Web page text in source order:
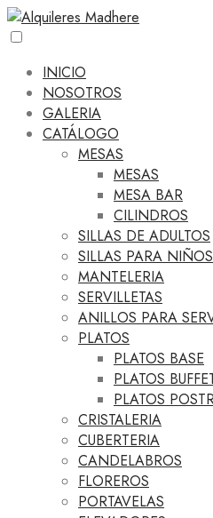
INICIO
NOSOTROS
GALERIA
CATÁLOGO
MESAS
MESAS
MESA BAR
CILINDROS
SILLAS DE ADULTOS
SILLAS PARA NIÑOS
MANTELERIA
SERVILLETAS
ANILLOS PARA
PLATOS
PLATOS BASE
PLATOS
PLATOS
CRISTALERIA
CUBERTERIA
CANDELABROS
FLOREROS
PORTAVELAS